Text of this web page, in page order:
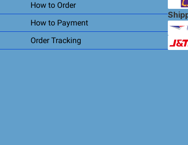
How to Order
How to Payment
Order Tracking